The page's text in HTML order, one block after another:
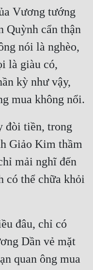
Vương tướng
Quỳnh cẩn thận
nói là nghèo,
là giàu có,
kỳ như vậy,
đòi tiền, trong
Giảo Kim thầm
mải nghĩ đến
có thể chữa khỏi
đâu, chỉ có
Dần vẻ mặt
quan ông mua